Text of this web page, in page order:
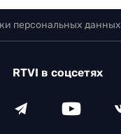
персональных данных
RTVI в соцсетях